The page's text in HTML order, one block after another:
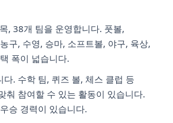
, 38개 팀을 운영합니다. 풋볼,
구, 수영, 승마, 소프트볼, 야구, 육상,
폭이 넓습니다.
다. 수학 팀, 퀴즈 볼, 체스 클럽 등
춰 참여할 수 있는 활동이 있습니다.
승 경력이 있습니다.